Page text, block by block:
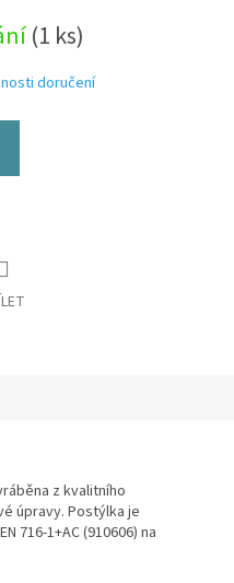
(1 ks)
doručení
z kvalitního
úpravy. Postýlka je
716-1+AC (910606) na